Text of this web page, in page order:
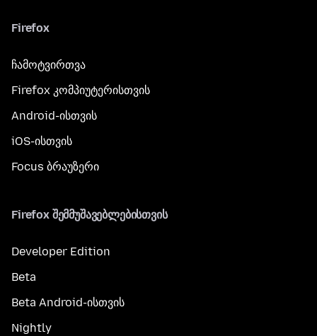
Firefox
ჩამოტვირთვა
Firefox კომპიუტერისთვის
Android-ისთვის
iOS-ისთვის
Focus ბრაუზერი
Firefox შემმუშავებლებისთვის
Developer Edition
Beta
Beta Android-ისთვის
Nightly